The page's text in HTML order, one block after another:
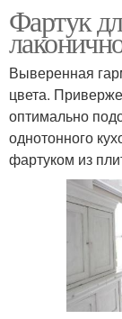
Фартук
Выверенная
цвета.
оптимально
однотонного
фартуком из